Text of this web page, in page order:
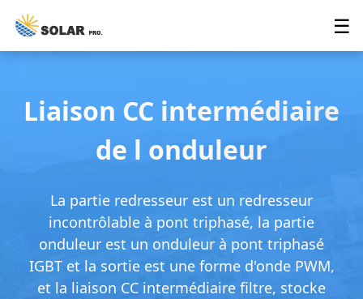
☰
Liaison CC intermédiaire
de l onduleur
La partie redresseur est un redresseur
incontrôlable à pont triphasé, la partie
onduleur est un onduleur à pont triphasé
IGBT et la sortie est une forme d'onde PWM,
et la liaison CC intermédiaire filtre, stocke